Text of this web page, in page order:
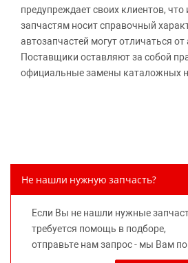
предупреждает своих клиентов,
запчастям носит справочный
автозапчастей могут отличаться от
Поставщики оставляют за собой
официальные замены каталожных
дополнительного уведомления
части к той или иной марке
предлагаемых к продаже запасных
автомобилей и их производителей,
правообладателей указанных
Не нашли нужную запчасть?
Если Вы не нашли нужные
требуется помощь в подборе,
отправьте нам запрос - мы Вам